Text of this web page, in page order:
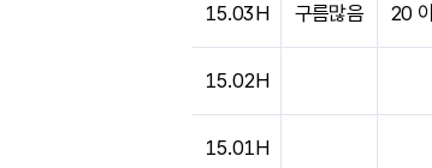
15.03H 구름많음 20
15.02H
15.01H